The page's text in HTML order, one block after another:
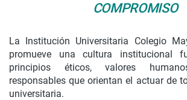
COMPROMISO
La Institución Universitaria Colegio
promueve una cultura institucional
principios éticos, valores
responsables que orientan el actuar de
universitaria.